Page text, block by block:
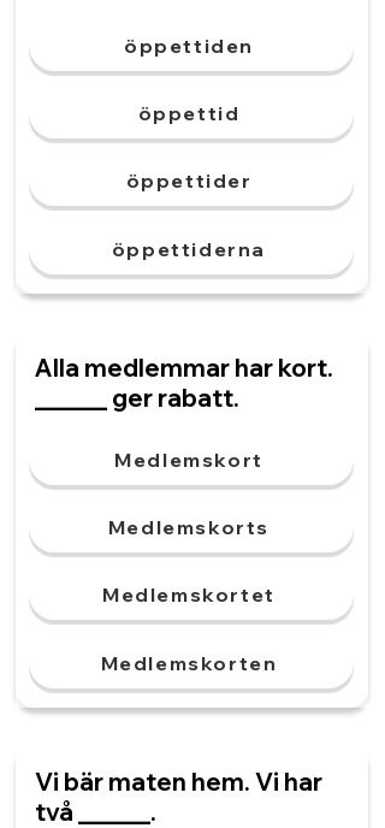
öppettiden
öppettid
öppettider
öppettiderna
Alla medlemmar har kort.
______ ger rabatt.
Medlemskort
Medlemskorts
Medlemskortet
Medlemskorten
Vi bär maten hem. Vi har
två ______.